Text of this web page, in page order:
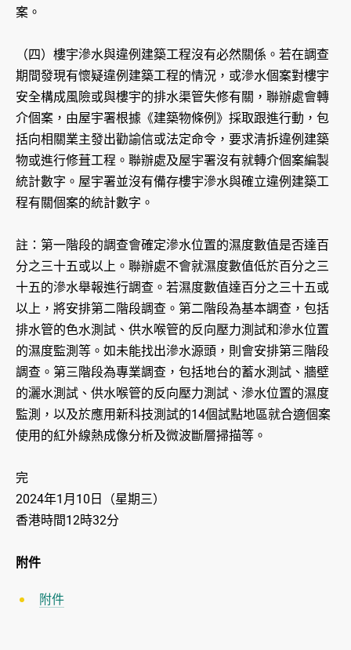
案。
（四）樓宇滲水與違例建築工程沒有必然關係。若在調查
期間發現有懷疑違例建築工程的情況，或滲水個案對樓宇
安全構成風險或與樓宇的排水渠管失修有關，聯辦處會轉
介個案，由屋宇署根據《建築物條例》採取跟進行動，包
括向相關業主發出勸諭信或法定命令，要求清拆違例建築
物或進行修葺工程。聯辦處及屋宇署沒有就轉介個案編製
統計數字。屋宇署並沒有備存樓宇滲水與確立違例建築工
程有關個案的統計數字。
註：第一階段的調查會確定滲水位置的濕度數值是否達百
分之三十五或以上。聯辦處不會就濕度數值低於百分之三
十五的滲水舉報進行調查。若濕度數值達百分之三十五或
以上，將安排第二階段調查。第二階段為基本調查，包括
排水管的色水測試、供水喉管的反向壓力測試和滲水位置
的濕度監測等。如未能找出滲水源頭，則會安排第三階段
調查。第三階段為專業調查，包括地台的蓄水測試、牆壁
的灑水測試、供水喉管的反向壓力測試、滲水位置的濕度
監測，以及於應用新科技測試的14個試點地區就合適個案
使用的紅外線熱成像分析及微波斷層掃描等。
完
2024年1月10日（星期三）
香港時間12時32分
附件
附件